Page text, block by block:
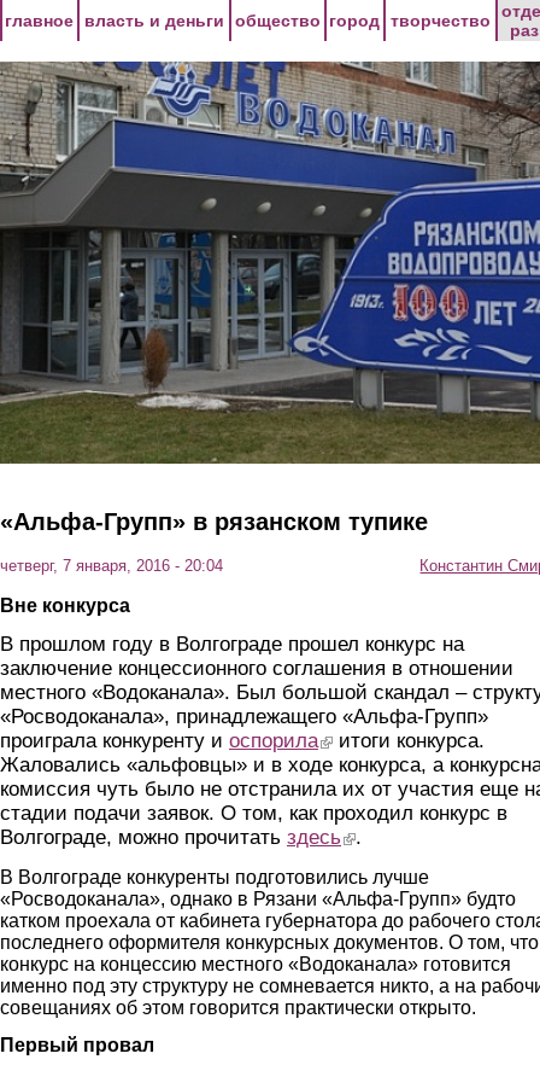
главное власть и деньги общество город творчество
«Альфа-Групп» в рязанском тупике
четверг, 7 января, 2016 - 20:04 Константин
Вне конкурса
В прошлом году в Волгограде прошел конкурс на
заключение концессионного соглашения в отношении
местного «Водоканала». Был большой скандал –
«Росводоканала», принадлежащего «Альфа-Групп»
проиграла конкуренту и оспорила(link is external)
итоги конкурса.
Жаловались «альфовцы» и в ходе конкурса, а
комиссия чуть было не отстранила их от участия еще
стадии подачи заявок. О том, как проходил конкурс в
Волгограде, можно прочитать здесь (link is external)
.
В Волгограде конкуренты подготовились лучше
«Росводоканала», однако в Рязани «Альфа-Групп» будто
катком проехала от кабинета губернатора до рабочего
последнего оформителя конкурсных документов. О том, что
конкурс на концессию местного «Водоканала» готовится
именно под эту структуру не сомневается никто, а на
совещаниях об этом говорится практически открыто.
Первый провал